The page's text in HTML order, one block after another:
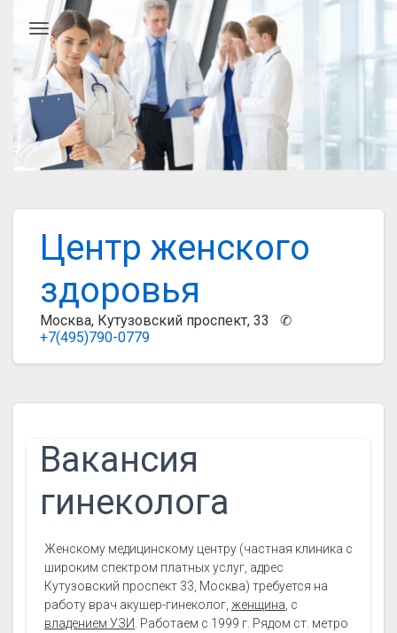
Центр женского
здоровья
Москва, Кутузовский проспект, 33 ✆
+7(495)790-0779
Главное меню
Вакансия
гинеколога
Женскому медицинскому центру (частная клиника с
широким спектром платных услуг, адрес
Кутузовский проспект 33, Москва) требуется на
работу врач акушер-гинеколог, женщина , с
владением УЗИ . Работаем с 1999 г. Рядом ст. метро